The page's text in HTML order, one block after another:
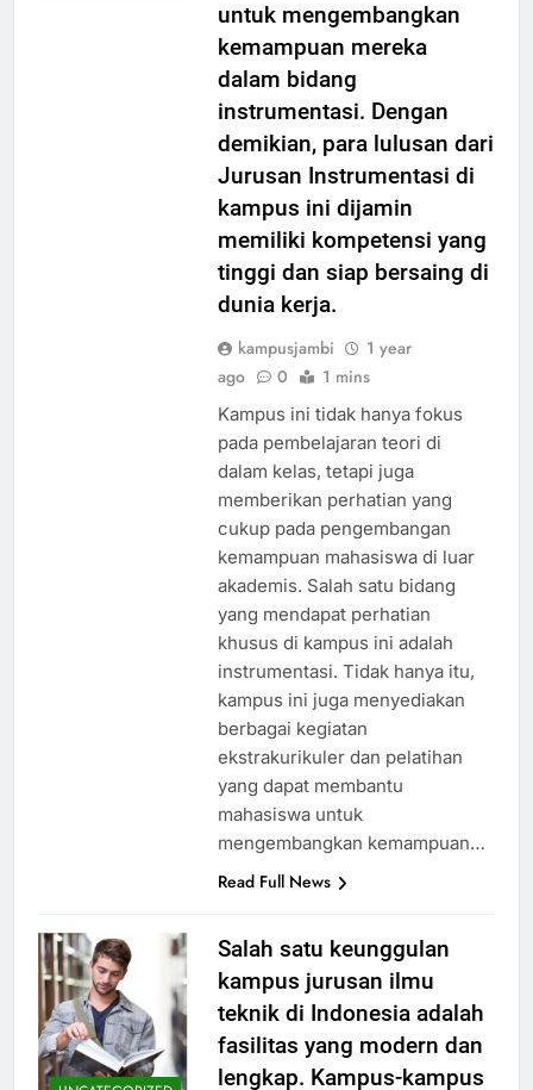
untuk mengembangkan
kemampuan mereka
dalam bidang
instrumentasi. Dengan
demikian, para lulusan dari
Jurusan Instrumentasi di
kampus ini dijamin
memiliki kompetensi yang
tinggi dan siap bersaing di
dunia kerja.
kampusjambi
1 year
ago
0 1 mins
Kampus ini tidak hanya fokus
pada pembelajaran teori di
dalam kelas, tetapi juga
memberikan perhatian yang
cukup pada pengembangan
kemampuan mahasiswa di luar
akademis. Salah satu bidang
yang mendapat perhatian
khusus di kampus ini adalah
instrumentasi. Tidak hanya itu,
kampus ini juga menyediakan
berbagai kegiatan
ekstrakurikuler dan pelatihan
yang dapat membantu
mahasiswa untuk
mengembangkan kemampuan…
Read Full News
Salah satu keunggulan
kampus jurusan ilmu
teknik di Indonesia adalah
fasilitas yang modern dan
lengkap. Kampus-kampus